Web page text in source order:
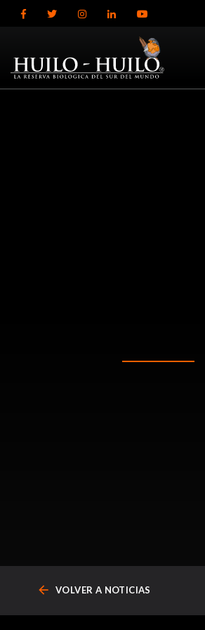
arrow_back VOLVER A NOTICIAS